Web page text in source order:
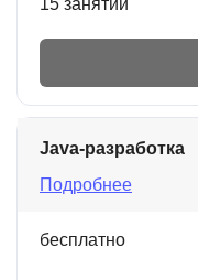
15 занятий
Java-разработка
Подробнее
бесплатно